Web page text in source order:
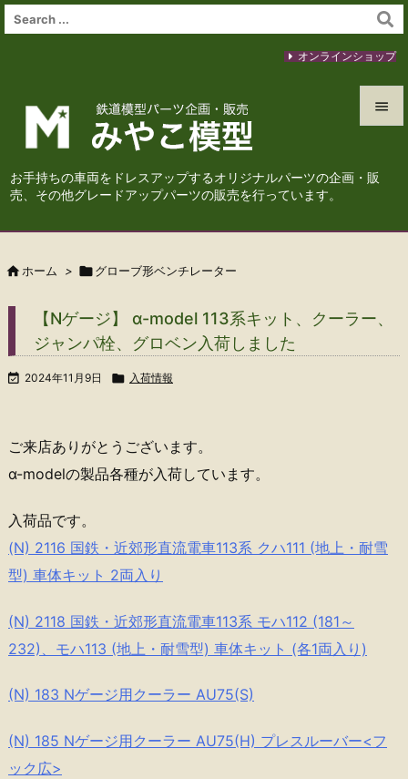
お手持ちの車両をドレスアップするオリジナルパーツの企画・販
売、その他グレードアップパーツの販売を行っています。




オンラインショップ
 ホーム > グローブ形ベンチレーター
【Nゲージ】 α-model 113系キット、クーラー、
ジャンパ栓、グロベン入荷しました
 2024年11月9日  入荷情報
ご来店ありがとうございます。
α-modelの製品各種が入荷しています。
入荷品です。
(N) 2116 国鉄・近郊形直流電車113系 クハ111 (地上・耐雪
型) 車体キット 2両入り
(N) 2118 国鉄・近郊形直流電車113系 モハ112 (181～
232)、モハ113 (地上・耐雪型) 車体キット (各1両入り)
(N) 183 Nゲージ用クーラー AU75(S)
(N) 185 Nゲージ用クーラー AU75(H) プレスルーバー<フ
ック広>